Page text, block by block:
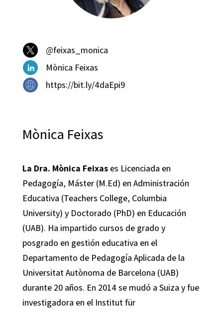
@feixas_monica
Mònica Feixas
https://bit.ly/4daEpi9
Mònica Feixas
La Dra. Mònica Feixases Licenciada en
Pedagogía, Máster (M.Ed) en Administración
Educativa (Teachers College, Columbia
University) y Doctorado (PhD) en Educación
(UAB). Ha impartido cursos de grado y
posgrado en gestión educativa en el
Departamento de Pedagogía Aplicada de la
Universitat Autònoma de Barcelona (UAB)
durante 20 años. En 2014 se mudó a Suiza y fue
investigadora en el Institut für